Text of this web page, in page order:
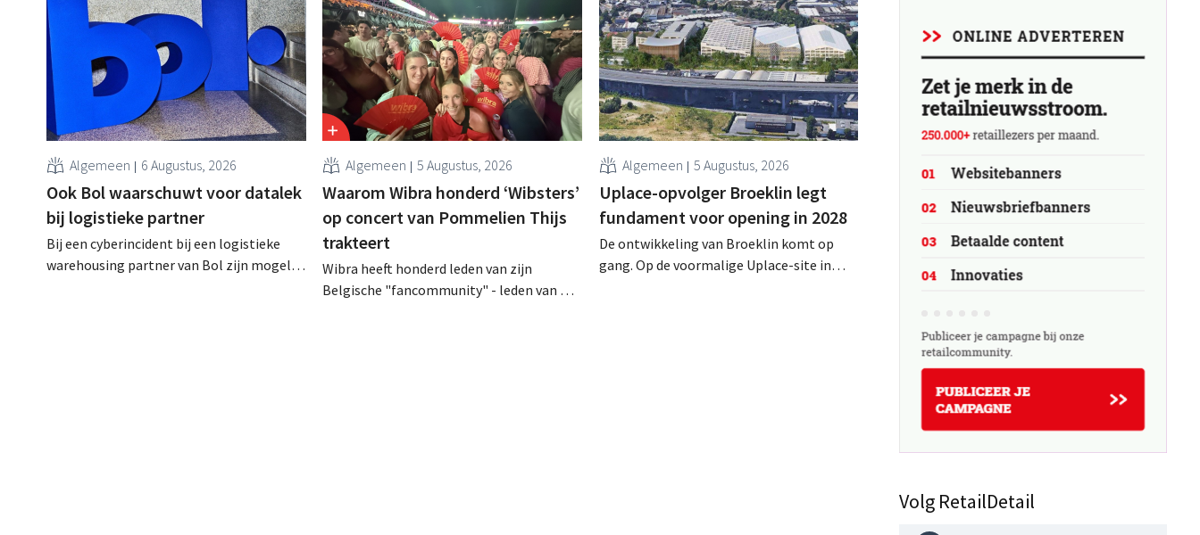
Algemeen 6 Augustus, 2026
Ook Bol waarschuwt voor datalek
bij logistieke partner
Bij een cyberincident bij een logistieke
warehousing partner van Bol zijn mogelijk
Algemeen 5 Augustus, 2026
Waarom Wibra honderd ‘Wibsters’
op concert van Pommelien Thijs
trakteert
Wibra heeft honderd leden van zijn
Belgische "fancommunity" - leden van het
Algemeen 5 Augustus, 2026
Uplace-opvolger Broeklin legt
fundament voor opening in 2028
De ontwikkeling van Broeklin komt op
gang. Op de voormalige Uplace-site in
Volg RetailDetail